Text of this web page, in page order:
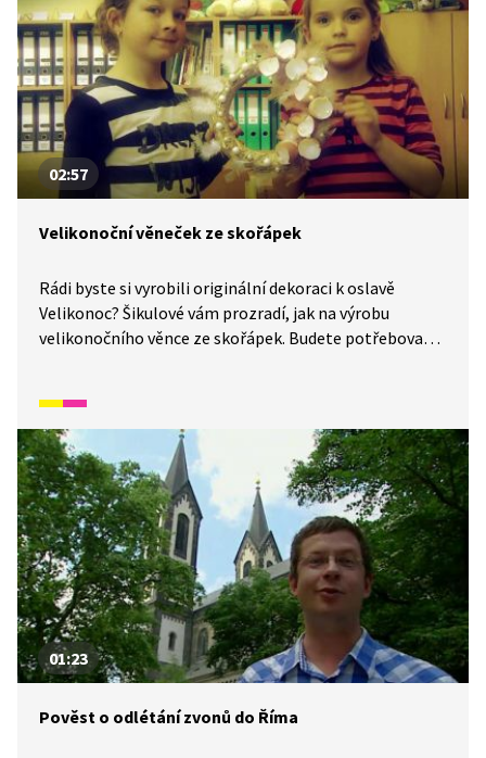
02:57
Velikonoční věneček ze skořápek
Rádi byste si vyrobili originální dekoraci k oslavě
Velikonoc? Šikulové vám prozradí, jak na výrobu
velikonočního věnce ze skořápek. Budete potřebovat
01:23
Pověst o odlétání zvonů do Říma